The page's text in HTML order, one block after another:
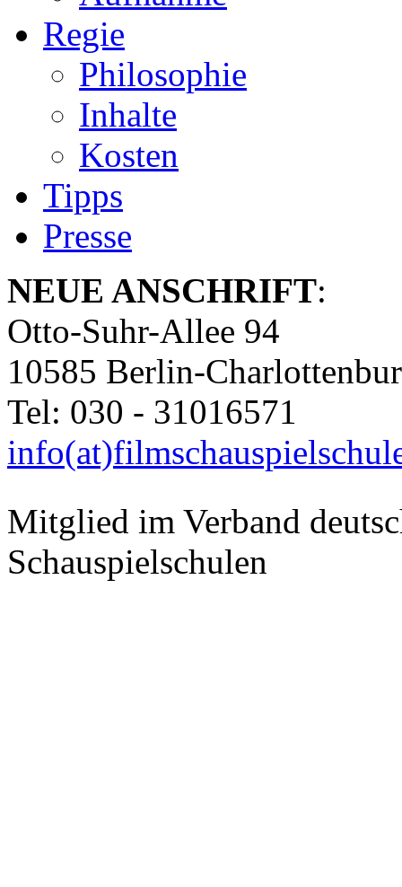
Regie
Philosophie
Inhalte
Kosten
Tipps
Presse
NEUE ANSCHRIFT:
Otto-Suhr-Allee 94
10585 Berlin-
Tel: 030 - 31016571
Mitglied im Verband
Schauspielschulen